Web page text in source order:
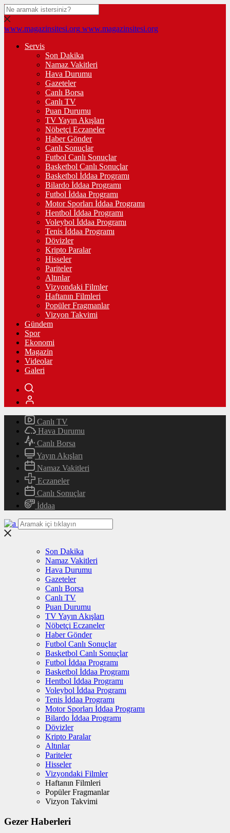
www.magazinsitesi.org www.magazinsitesi.org
Servis
Son Dakika
Namaz Vakitleri
Hava Durumu
Gazeteler
Canlı Borsa
Canlı TV
Puan Durumu
TV Yayın Akışları
Nöbetçi Eczaneler
Haber Gönder
Canlı Sonuçlar
Futbol Canlı Sonuçlar
Basketbol Canlı Sonuçlar
Basketbol İddaa Programı
Bilardo İddaa Programı
Futbol İddaa Programı
Motor Sporları İddaa Programı
Hentbol İddaa Programı
Voleybol İddaa Programı
Tenis İddaa Programı
Dövizler
Kripto Paralar
Hisseler
Pariteler
Altınlar
Vizyondaki Filmler
Haftanın Filmleri
Popüler Fragmanlar
Vizyon Takvimi
Gündem
Spor
Ekonomi
Magazin
Videolar
Galeri
Canlı TV
Hava Durumu
Canlı Borsa
Yayın Akışları
Namaz Vakitleri
Eczaneler
Canlı Sonuçlar
İddaa
Son Dakika
Namaz Vakitleri
Hava Durumu
Gazeteler
Canlı Borsa
Canlı TV
Puan Durumu
TV Yayın Akışları
Nöbetçi Eczaneler
Haber Gönder
Futbol Canlı Sonuçlar
Basketbol Canlı Sonuçlar
Futbol İddaa Programı
Basketbol İddaa Programı
Hentbol İddaa Programı
Voleybol İddaa Programı
Tenis İddaa Programı
Motor Sporları İddaa Programı
Bilardo İddaa Programı
Dövizler
Kripto Paralar
Altınlar
Pariteler
Hisseler
Vizyondaki Filmler
Haftanın Filmleri
Popüler Fragmanlar
Vizyon Takvimi
Gezer Haberleri